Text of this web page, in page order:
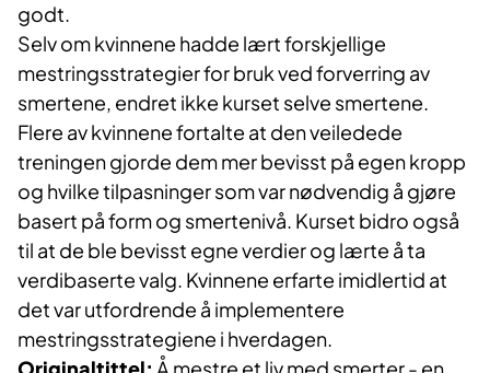
godt.
Selv om kvinnene hadde lært forskjellige
mestringsstrategier for bruk ved forverring av
smertene, endret ikke kurset selve smertene.
Flere av kvinnene fortalte at den veiledede
treningen gjorde dem mer bevisst på egen kropp
og hvilke tilpasninger som var nødvendig å gjøre
basert på form og smertenivå. Kurset bidro også
til at de ble bevisst egne verdier og lærte å ta
verdibaserte valg. Kvinnene erfarte imidlertid at
det var utfordrende å implementere
mestringsstrategiene i hverdagen.